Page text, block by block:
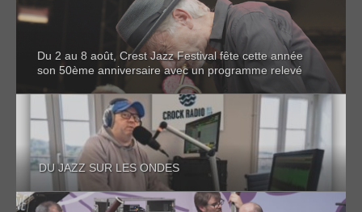
Du 2 au 8 août, Crest Jazz Festival fête cette année
son 50ème anniversaire avec un programme relevé
DU JAZZ SUR LES ONDES